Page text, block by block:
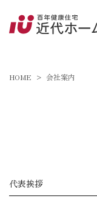
HOME 会社案内
代表挨拶